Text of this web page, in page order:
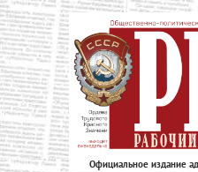
Официальное издание